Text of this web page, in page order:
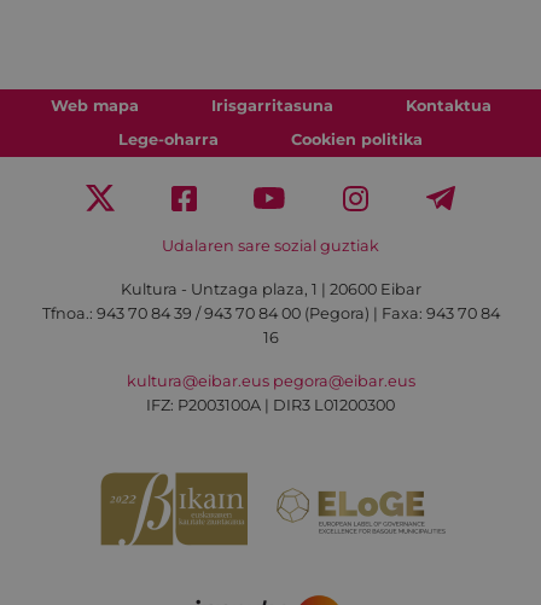
Web mapa Irisgarritasuna
Kontaktua
Lege-oharra
Cookien politika
Udalaren sare sozial guztiak
Kultura - Untzaga plaza, 1 | 20600 Eibar
Tfnoa.: 943 70 84 39 / 943 70 84 00 (Pegora) | Faxa: 943 70 84
16
kultura@eibar.eus pegora@eibar.eus
IFZ: P2003100A | DIR3 L01200300